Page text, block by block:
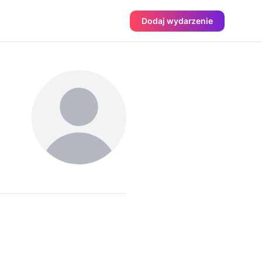
Dodaj wydarzenie